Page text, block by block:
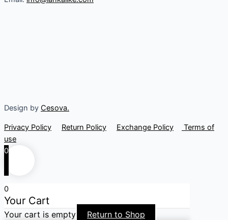
Design by Cesova.
Privacy Policy Return Policy Exchange Policy
Terms of
use
0
0
Your Cart
Your cart is empty Return to Shop